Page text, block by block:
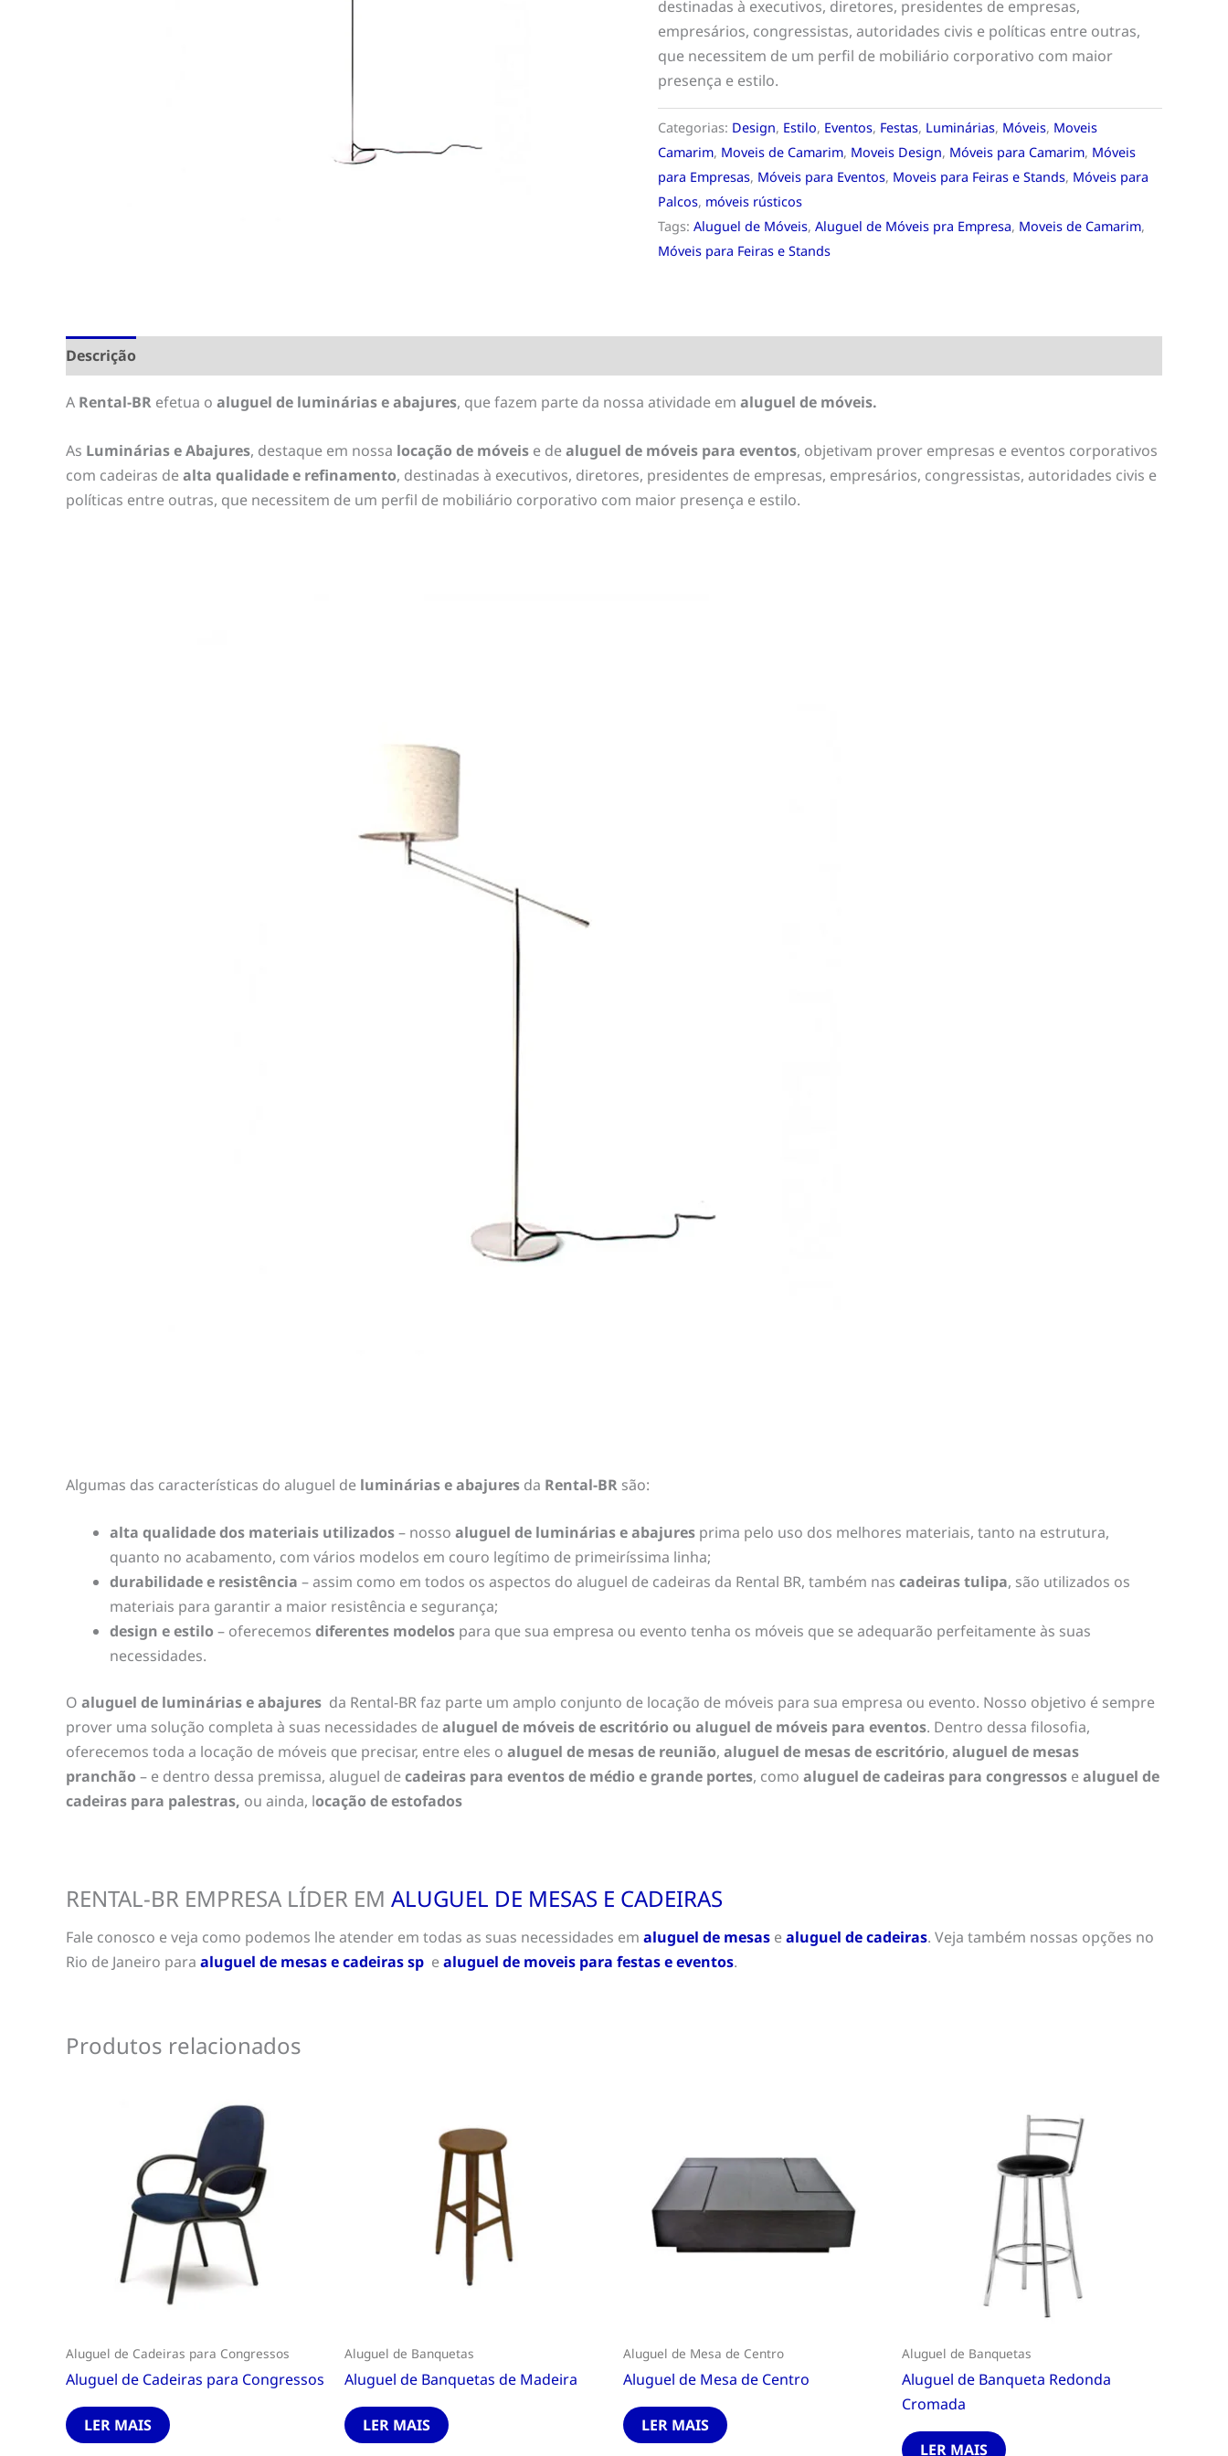
destinadas à executivos, diretores, presidentes de empresas,
empresários, congressistas, autoridades civis e políticas entre outras,
que necessitem de um perfil de mobiliário corporativo com maior
presença e estilo.
Categorias: Design, Estilo, Eventos, Festas, Luminárias, Móveis, Moveis
Camarim, Moveis de Camarim, Moveis Design, Móveis para Camarim, Móveis
para Empresas, Móveis para Eventos, Moveis para Feiras e Stands, Móveis para
Palcos, móveis rústicos
Tags: Aluguel de Móveis, Aluguel de Móveis pra Empresa, Moveis de Camarim,
Móveis para Feiras e Stands
Descrição
A Rental-BR efetua o aluguel de luminárias e abajures, que fazem parte da nossa atividade em aluguel de móveis.
As Luminárias e Abajures, destaque em nossa locação de móveis e dealuguel de móveis para eventos, objetivam prover empresas e eventos corporativos
com cadeiras dealta qualidade e refinamento, destinadas à executivos, diretores, presidentes de empresas, empresários, congressistas, autoridades civis e
políticas entre outras, que necessitem de um perfil de mobiliário corporativo com maior presença e estilo.
Algumas das características do aluguel de luminárias e abajures da Rental-BR são:
alta qualidade dos materiais utilizados– nosso aluguel de luminárias e abajures prima pelo uso dos melhores materiais, tanto na estrutura,
quanto no acabamento, com vários modelos em couro legítimo de primeiríssima linha;
durabilidade e resistência – assim como em todos os aspectos do aluguel de cadeiras da Rental BR, também nas cadeiras tulipa, são utilizados os
materiais para garantir a maior resistência e segurança;
design e estilo – oferecemos diferentes modelos para que sua empresa ou evento tenha os móveis que se adequarão perfeitamente às suas
necessidades.
O aluguel de luminárias e abajures da Rental-BR faz parte um amplo conjunto de locação de móveis para sua empresa ou evento. Nosso objetivo é sempre
prover uma solução completa à suas necessidades dealuguel de móveis de escritório ou aluguel de móveis para eventos. Dentro dessa filosofia,
oferecemos toda a locação de móveis que precisar, entre eles o aluguel de mesas de reunião, aluguel de mesas de escritório, aluguel de mesas
pranchão – e dentro dessa premissa, aluguel decadeiras para eventos de médio e grande portes, como aluguel de cadeiras para congressos ealuguel de
cadeiras para palestras, ou ainda, locação de estofados
RENTAL-BR EMPRESA LÍDER EM ALUGUEL DE MESAS E CADEIRAS
Fale conosco e veja como podemos lhe atender em todas as suas necessidades em aluguel de mesas ealuguel de cadeiras. Veja também nossas opções no
Rio de Janeiro para aluguel de mesas e cadeiras sp ealuguel de moveis para festas e eventos.
Produtos relacionados
Aluguel de Cadeiras para Congressos
Aluguel de Cadeiras para Congressos
LER MAIS
Aluguel de Banquetas
Aluguel de Banquetas de Madeira
LER MAIS
Aluguel de Mesa de Centro
Aluguel de Mesa de Centro
LER MAIS
Aluguel de Banquetas
Aluguel de Banqueta Redonda
Cromada
LER MAIS